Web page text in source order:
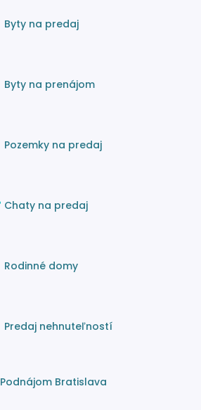
Byty na predaj
Byty na prenájom
Pozemky na predaj
Chaty na predaj
Rodinné domy
Predaj nehnuteľností
Podnájom Bratislava